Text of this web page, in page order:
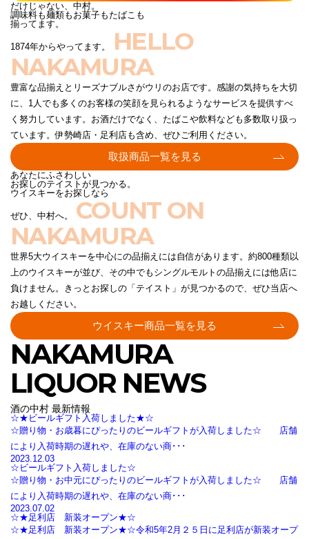
だけじゃない、中村。
調味料も麺類もお菓子もたばこも
揃ってます。
1874年からやってます。
HELLO
NAKAMURA
豊富な品揃えとリーズナブルさがウリのお店です。感謝の気持ちを大切
に、1人でも多くのお客様の笑顔を見られるようなサービスを提供すべ
く努力しています。お酒だけでなく、たばこや飲料なども多数取り扱っ
ています。伊勢崎店・足利店も含め、ぜひご利用ください。
取扱商品一覧を見る
あなたにふさわしい
お探しのテイストが見つかる。
ウイスキーをお探しなら
ぜひ、中村へ。 COUNT ON
NAKAMURA
世界5大ウイスキーを中心にの品揃えには自信があります。約800種類以
上のウイスキーが並び、その中でもシングルモルトの品揃えには他店に
負けません。きっとお探しの「テイスト」が見つかるので、ぜひ当店へ
お越しください。
ウイスキー商品一覧を見る
NAKAMURA
LIQUOR NEWS
酒の中村 最新情報
☆★ビールギフト入荷しました★☆
☆贈り物・お歳暮にぴったりのビールギフトが入荷しました☆ 店舗
により入荷時期の遅れや、在庫のない商･･･
2023.12.03
☆ビールギフト入荷しました☆
☆贈り物・お中元にぴったりのビールギフトが入荷しました☆ 店舗
により入荷時期の遅れや、在庫のない商･･･
2023.07.02
☆★足利店 新装オープン★☆
☆★足利店 新装オープン★☆令和5年2月２５日に足利店が新装オープ